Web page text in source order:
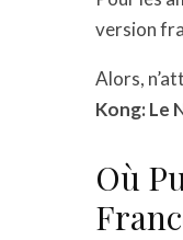
version
Alors,
Kong: Le
Où